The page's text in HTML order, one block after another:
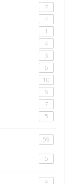
7
4
1
4
3
6
10
6
7
5
59
5
4